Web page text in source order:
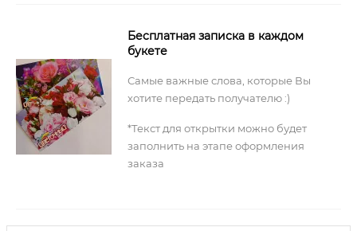
Бесплатная записка в каждом
букете
Самые важные слова, которые Вы
хотите передать получателю :)
*Текст для открытки можно будет
заполнить на этапе оформления
заказа